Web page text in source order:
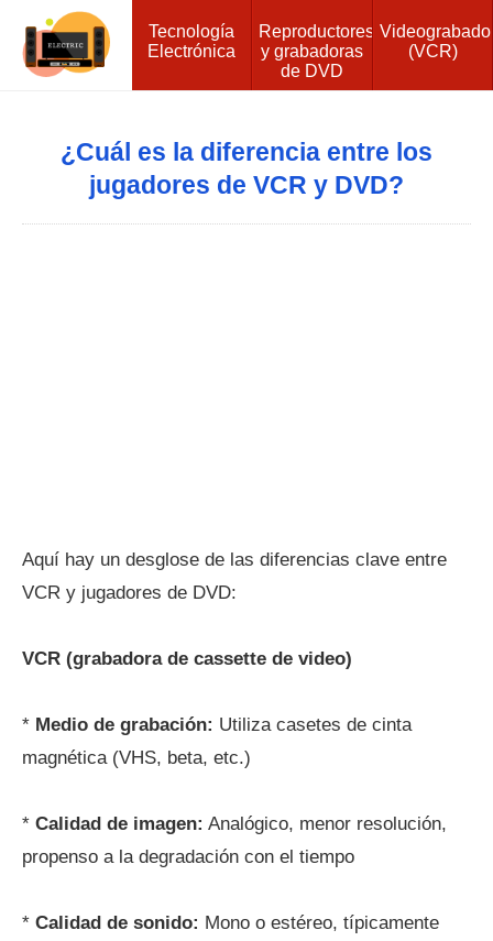
Tecnología
Electrónica
Reproductores
y grabadoras
de DVD
(VCR)
¿Cuál es la diferencia entre los
jugadores de VCR y DVD?
Aquí hay un desglose de las diferencias clave entre
VCR y jugadores de DVD:
VCR (grabadora de cassette de video)
* Medio de grabación: Utiliza casetes de cinta
magnética (VHS, beta, etc.)
* Calidad de imagen: Analógico, menor resolución,
propenso a la degradación con el tiempo
* Calidad de sonido: Mono o estéreo, típicamente